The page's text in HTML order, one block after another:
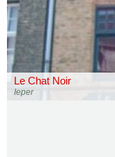
Le Chat Noir
Ieper